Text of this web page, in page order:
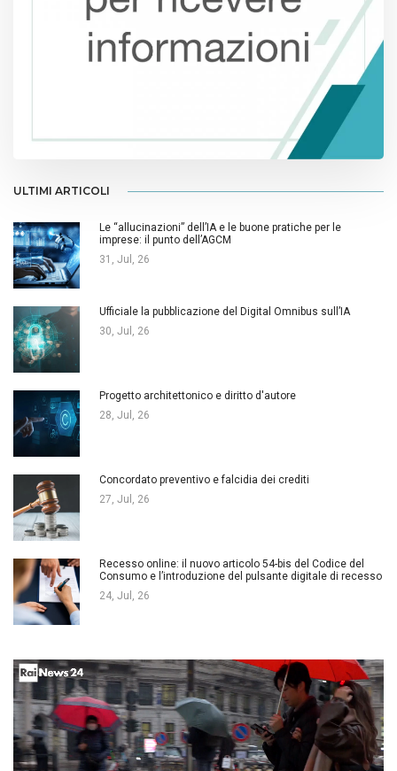
ULTIMI ARTICOLI
Le “allucinazioni” dell’IA e le buone pratiche per le
imprese: il punto dell’AGCM
31, Jul, 26
Ufficiale la pubblicazione del Digital Omnibus sull’IA
30, Jul, 26
Progetto architettonico e diritto d'autore
28, Jul, 26
Concordato preventivo e falcidia dei crediti
27, Jul, 26
Recesso online: il nuovo articolo 54-bis del Codice del
Consumo e l’introduzione del pulsante digitale di recesso
24, Jul, 26